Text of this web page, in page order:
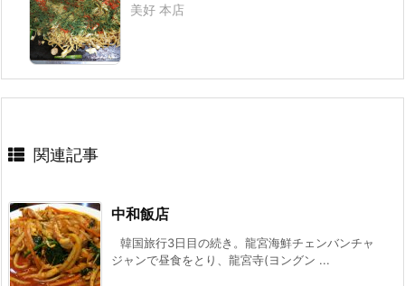
美好 本店
関連記事
中和飯店
韓国旅行3日目の続き。龍宮海鮮チェンバンチャ
ジャンで昼食をとり、龍宮寺(ヨングン ...